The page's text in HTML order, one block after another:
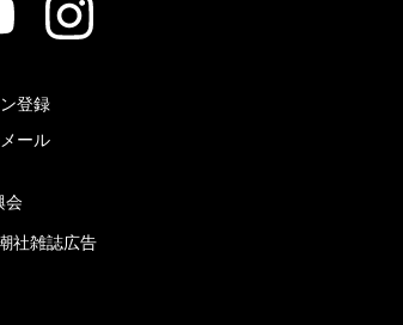
登録
ール
会
社雑誌広告